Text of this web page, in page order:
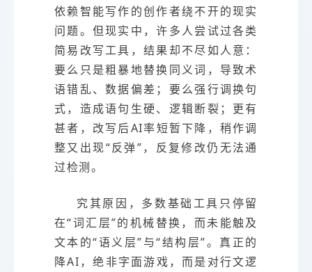
依赖智能写作的创作者绕不开的现实
问题。但现实中，许多人尝试过各类
简易改写工具，结果却不尽如人意：
要么只是粗暴地替换同义词，导致术
语错乱、数据偏差；要么强行调换句
式，造成语句生硬、逻辑断裂；更有
甚者，改写后AI率短暂下降，稍作调
整又出现“反弹”，反复修改仍无法通
过检测。
究其原因，多数基础工具只停留
在“词汇层”的机械替换，而未能触及
文本的“语义层”与“结构层”。真正的
降AI，绝非字面游戏，而是对行文逻